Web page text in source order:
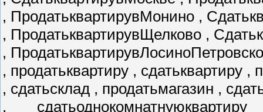
, ПродатьквартирувМонино ,
, ПродатьквартирувЩелково ,
,
, продатьквартиру , сдатьквартиру
, сдатьсклад , продатьмагазин ,
,